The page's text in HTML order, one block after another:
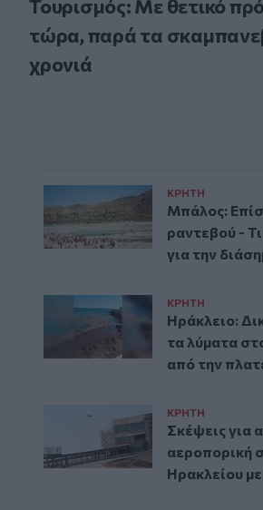
Τουρισμός: Με θετικό
τώρα, παρά τα
χρονιά
ΚΡΗΤΗ
Μπάλος:
ραντεβού -
για την
ΚΡΗΤΗ
Ηράκλειο:
τα λύματα
από την
ΚΡΗΤΗ
Σκέψεις για
αεροπορική
Ηρακλείου με